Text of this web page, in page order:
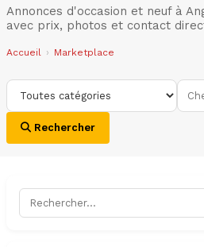
Annonces d'occasion et neuf à
avec prix, photos et contact
Accueil Marketplace
Rechercher